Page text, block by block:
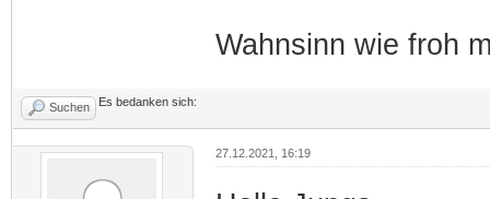
Wahnsinn wie froh
Suchen Es bedanken sich:
27.12.2021, 16:19